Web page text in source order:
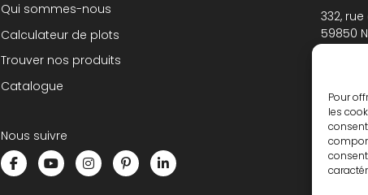
Pour
les
Qui sommes-nous
Calculateur de plots
Trouver nos produits
Catalogue
Nous suivre
332,
59850
NOUS